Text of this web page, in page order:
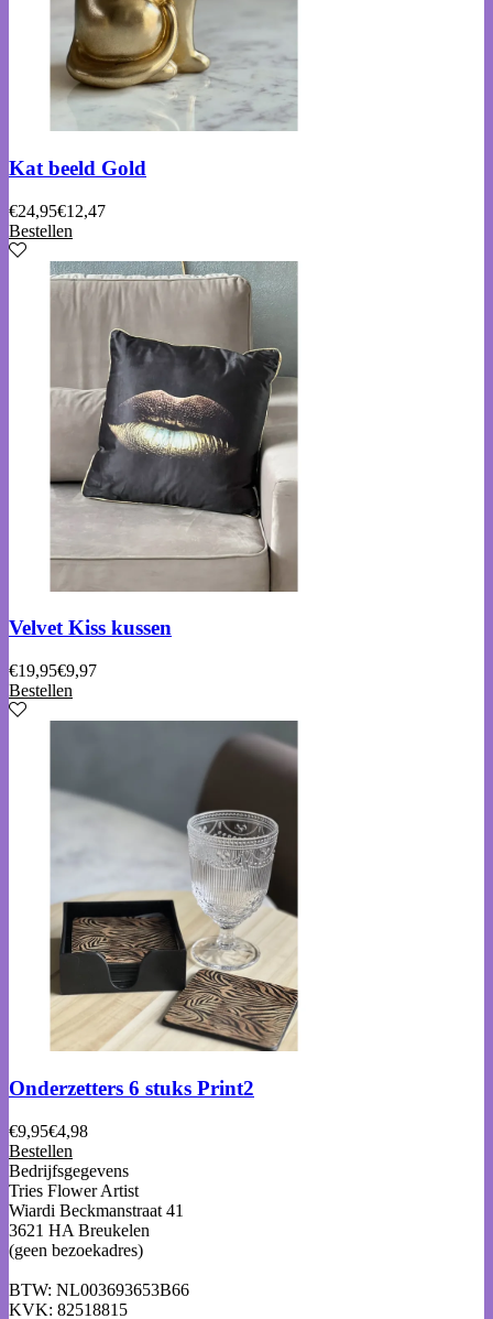
Kat beeld Gold
€24,95€12,47
Bestellen
Velvet Kiss kussen
€19,95€9,97
Bestellen
Onderzetters 6 stuks Print2
€9,95€4,98
Bestellen
Bedrijfsgegevens
Tries Flower Artist
Wiardi Beckmanstraat 41
3621 HA Breukelen
(geen bezoekadres)
BTW: NL003693653B66
KVK: 82518815